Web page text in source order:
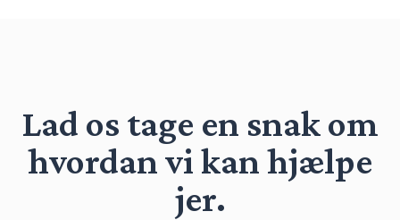
Lad os tage en snak om
hvordan vi kan hjælpe
jer.